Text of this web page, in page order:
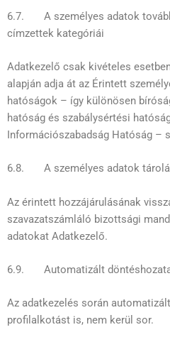
6.7. A személyes adatok
címzettek kategóriái
Adatkezelő csak kivételes
alapján adja át az Érintett
hatóságok – így különösen
hatóság és szabálysértési
Információszabadság Hatóság –
6.8. A személyes adatok
Az érintett hozzájárulásának
szavazatszámláló bizottsági
adatokat Adatkezelő.
6.9. Automatizált
Az adatkezelés során
profilalkotást is, nem kerül sor.